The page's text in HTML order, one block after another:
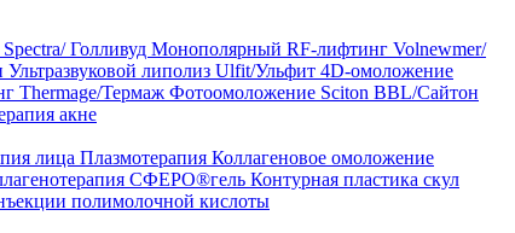
Голливуд Монополярный RF-лифтинг Volnewmer/
Ультразвуковой липолиз Ulfit/Ульфит 4D-омоложение
Thermage/Термаж Фотоомоложение Sciton BBL/Сайтон
акне
лица Плазмотерапия Коллагеновое омоложение
СФЕРО®гель Контурная пластика скул
полимолочной кислоты